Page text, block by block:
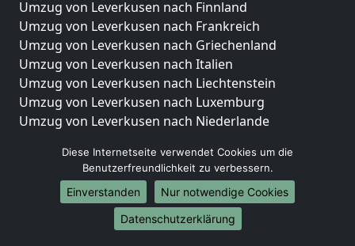
Umzug von Leverkusen nach Finnland
Umzug von Leverkusen nach Frankreich
Umzug von Leverkusen nach Griechenland
Umzug von Leverkusen nach Italien
Umzug von Leverkusen nach Liechtenstein
Umzug von Leverkusen nach Luxemburg
Umzug von Leverkusen nach Niederlande
Umzüge-Deutschlandweit
Umzug von Leverkusen nach Berlin
Umzug von Leverkusen nach Hamburg
Umzug von Leverkusen nach München
Diese Internetseite verwendet Cookies um die
Benutzerfreundlichkeit zu verbessern.
Einverstanden
Nur notwendige Cookies
Datenschutzerklärung